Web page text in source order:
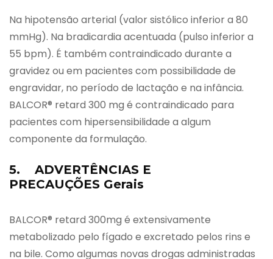
Na hipotensão arterial (valor sistólico inferior a 80
mmHg). Na bradicardia acentuada (pulso inferior a
55 bpm). É também contraindicado durante a
gravidez ou em pacientes com possibilidade de
engravidar, no período de lactação e na infância.
BALCOR® retard 300 mg é contraindicado para
pacientes com hipersensibilidade a algum
componente da formulação.
5. ADVERTÊNCIAS E
PRECAUÇÕES Gerais
BALCOR® retard 300mg é extensivamente
metabolizado pelo fígado e excretado pelos rins e
na bile. Como algumas novas drogas administradas